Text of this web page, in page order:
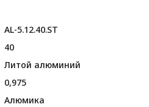
AL-5.12.40.ST
40
Литой алюминий
0,975
Алюмика